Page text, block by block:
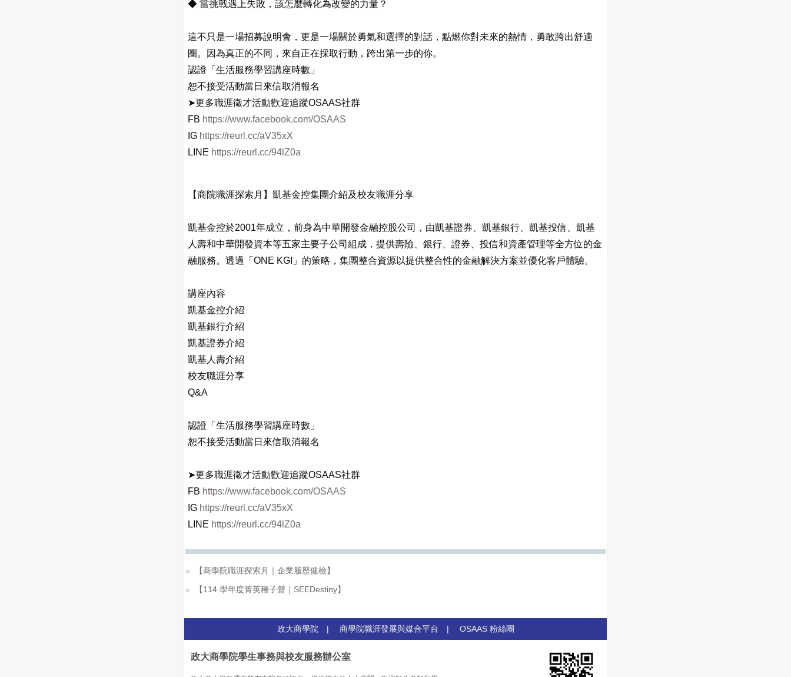
◆ 當挑戰遇上失敗，該怎麼轉化為改變的力量？
這不只是一場招募說明會，更是一場關於勇氣和選擇的對話，點燃你對未來的熱情，勇敢跨出舒適
圈。因為真正的不同，來自正在採取行動，跨出第一步的你。
認證「生活服務學習講座時數」
恕不接受活動當日來信取消報名
➤更多職涯徵才活動歡迎追蹤OSAAS社群
FB https://www.facebook.com/OSAAS
IG https://reurl.cc/aV35xX
LINE https://reurl.cc/94lZ0a
【商院職涯探索月】凱基金控集團介紹及校友職涯分享
凱基金控於2001年成立，前身為中華開發金融控股公司，由凱基證券、凱基銀行、凱基投信、凱基
人壽和中華開發資本等五家主要子公司組成，提供壽險、銀行、證券、投信和資產管理等全方位的金
融服務。透過「ONE KGI」的策略，集團整合資源以提供整合性的金融解決方案並優化客戶體驗。
講座內容
凱基金控介紹
凱基銀行介紹
凱基證券介紹
凱基人壽介紹
校友職涯分享
Q&A
認證「生活服務學習講座時數」
恕不接受活動當日來信取消報名
➤更多職涯徵才活動歡迎追蹤OSAAS社群
FB https://www.facebook.com/OSAAS
IG https://reurl.cc/aV35xX
LINE https://reurl.cc/94lZ0a
【商學院職涯探索月｜企業履歷健檢】
【114 學年度菁英種子營｜SEEDestiny】
政大商學院 | 商學院職涯發展與媒合平台 | OSAAS 粉絲團
政大商學院學生事務與校友服務辦公室